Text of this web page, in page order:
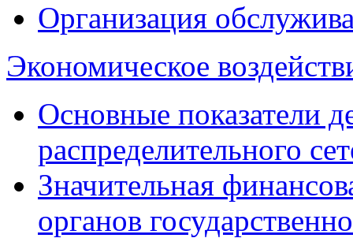
Организация
Экономическое
Основные показатели
распределительного
Значительная
органов